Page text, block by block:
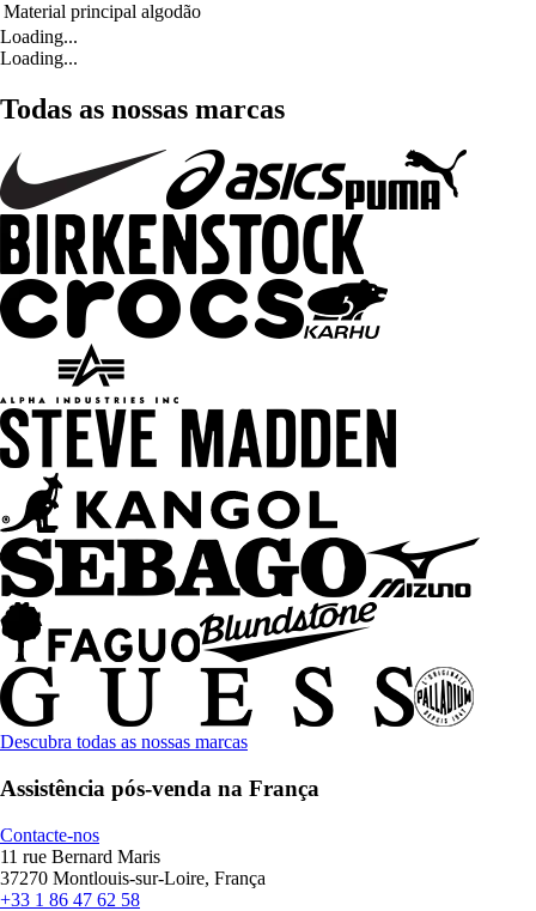
Material principal algodão
Loading...
Loading...
Todas as nossas marcas
Descubra todas as nossas marcas
Assistência pós-venda na França
Contacte-nos
11 rue Bernard Maris
37270 Montlouis-sur-Loire, França
+33 1 86 47 62 58